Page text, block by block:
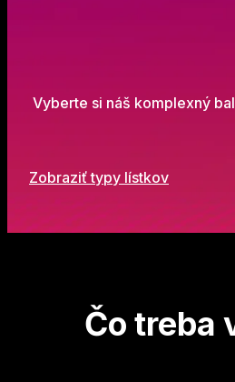
Vyberte si náš komplexný
Zobraziť typy lístkov
Čo treba